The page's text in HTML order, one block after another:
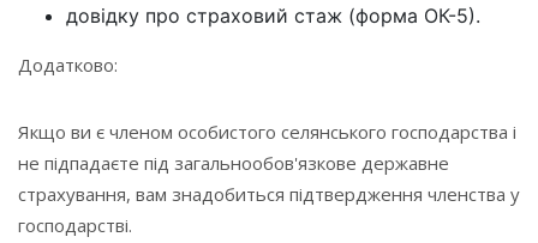
довідку про страховий стаж (форма ОК-5).
Додатково:
Якщо ви є членом особистого селянського господарства і
не підпадаєте під загальнообов'язкове державне
страхування, вам знадобиться підтвердження членства у
господарстві.